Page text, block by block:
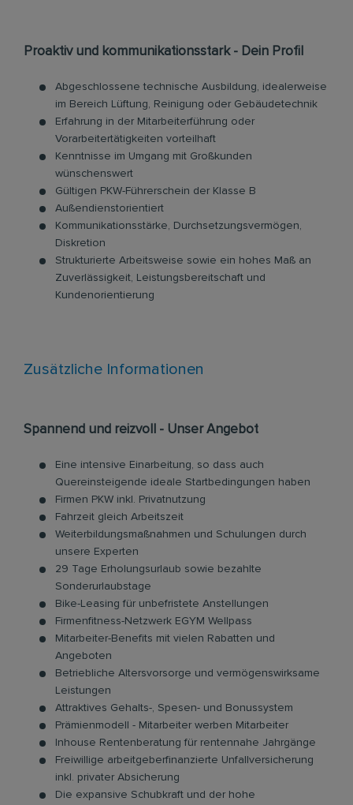
Proaktiv und kommunikationsstark - Dein Profil
Abgeschlossene technische Ausbildung, idealerweise
im Bereich Lüftung, Reinigung oder Gebäudetechnik
Erfahrung in der Mitarbeiterführung oder
Vorarbeitertätigkeiten vorteilhaft
Kenntnisse im Umgang mit Großkunden
wünschenswert
Gültigen PKW-Führerschein der Klasse B
Außendienstorientiert
Kommunikationsstärke, Durchsetzungsvermögen,
Diskretion
Strukturierte Arbeitsweise sowie ein hohes Maß an
Zuverlässigkeit, Leistungsbereitschaft und
Kundenorientierung
Zusätzliche Informationen
Spannend und reizvoll - Unser Angebot
Eine intensive Einarbeitung, so dass auch
Quereinsteigende ideale Startbedingungen haben
Firmen PKW inkl. Privatnutzung
Fahrzeit gleich Arbeitszeit
Weiterbildungsmaßnahmen und Schulungen durch
unsere Experten
29 Tage Erholungsurlaub sowie bezahlte
Sonderurlaubstage
Bike-Leasing für unbefristete Anstellungen
Firmenfitness-Netzwerk EGYM Wellpass
Mitarbeiter-Benefits mit vielen Rabatten und
Angeboten
Betriebliche Altersvorsorge und vermögenswirksame
Leistungen
Attraktives Gehalts-, Spesen- und Bonussystem
Prämienmodell - Mitarbeiter werben Mitarbeiter
Inhouse Rentenberatung für rentennahe Jahrgänge
Freiwillige arbeitgeberfinanzierte Unfallversicherung
inkl. privater Absicherung
Die expansive Schubkraft und der hohe